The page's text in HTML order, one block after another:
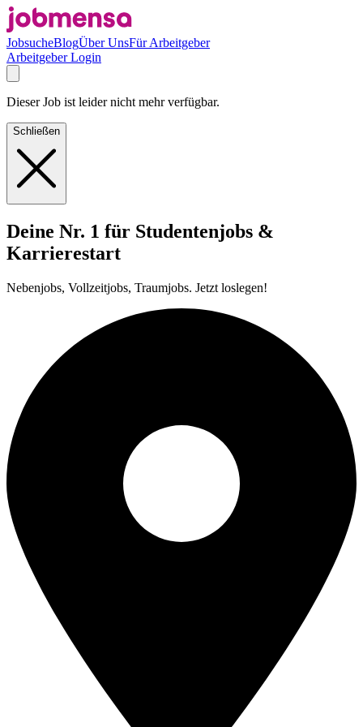
JobsucheBlogÜber UnsFür Arbeitgeber
Arbeitgeber Login
Dieser Job ist leider nicht mehr verfügbar.
Schließen
Deine Nr. 1 für Studentenjobs &
Karrierestart
Nebenjobs, Vollzeitjobs, Traumjobs. Jetzt loslegen!